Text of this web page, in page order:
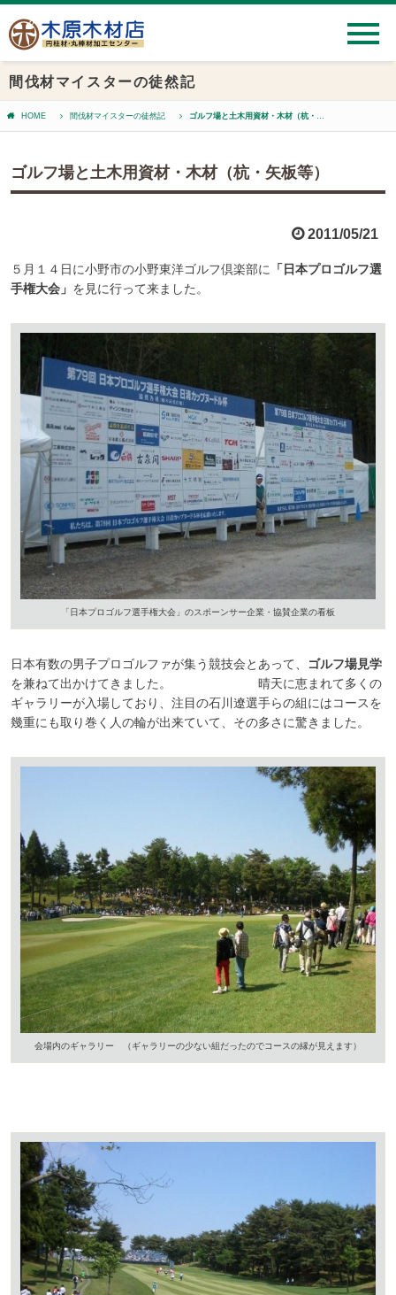
間伐材マイスターの徒然記
HOME 間伐材マイスターの徒然記 ゴルフ場と土木用資材・木材（杭・矢板等）
ゴルフ場と土木用資材・木材（杭・矢板等）
2011/05/21
５月１４日に小野市の小野東洋ゴルフ倶楽部に
「日本プロゴルフ選
手権大会」 を見に行って来ました。
「日本プロゴルフ選手権大会」のスポーンサー企業・協賛企業の看板
日本有数の男子プロゴルファが集う競技会とあって、
ゴルフ場見学
を兼ねて出かけてきました。 晴天に恵まれて多くの
ギャラリーが入場しており、注目の石川遼選手らの組にはコースを
幾重にも取り巻く人の輪が出来ていて、その多さに驚きました。
会場内のギャラリー （ギャラリーの少ない組だったのでコースの縁が見えます）